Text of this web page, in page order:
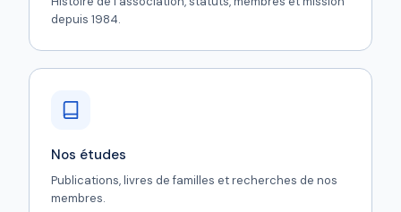
depuis 1984.
Nos études
Publications, livres de familles et recherches de nos
membres.